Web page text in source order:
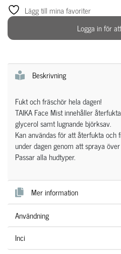
Lägg till mina favoriter
Logga in för
Beskrivning
Fukt och fräschör hela dagen!
TAIKA Face Mist innehåller
glycerol samt lugnande björksav.
Kan användas för att återfukta och
under dagen genom att spraya
Passar alla hudtyper.
Mer information
Användning
Inci